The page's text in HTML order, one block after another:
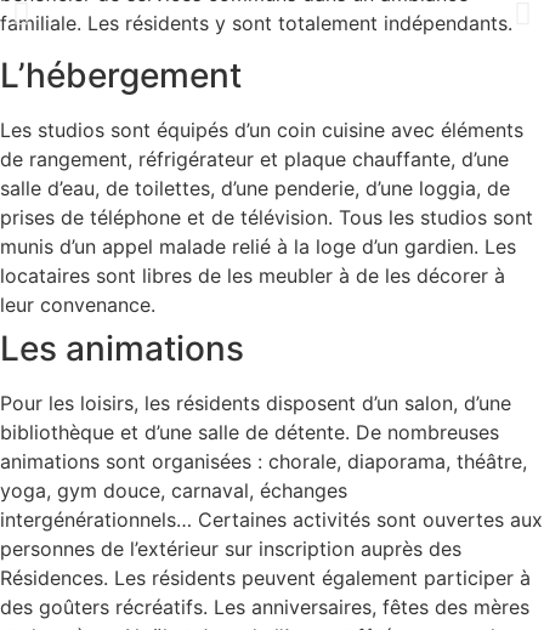
familiale. Les résidents y sont totalement indépendants.
L’hébergement
Les studios sont équipés d’un coin cuisine avec éléments
de rangement, réfrigérateur et plaque chauffante, d’une
salle d’eau, de toilettes, d’une penderie, d’une loggia, de
prises de téléphone et de télévision. Tous les studios sont
munis d’un appel malade relié à la loge d’un gardien. Les
locataires sont libres de les meubler à de les décorer à
leur convenance.
Les animations
Pour les loisirs, les résidents disposent d’un salon, d’une
bibliothèque et d’une salle de détente. De nombreuses
animations sont organisées : chorale, diaporama, théâtre,
yoga, gym douce, carnaval, échanges
intergénérationnels… Certaines activités sont ouvertes aux
personnes de l’extérieur sur inscription auprès des
Résidences. Les résidents peuvent également participer à
des goûters récréatifs. Les anniversaires, fêtes des mères